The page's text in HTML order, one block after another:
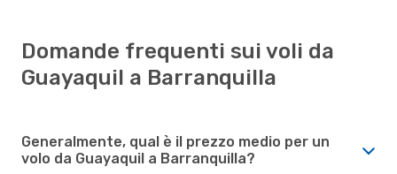
Domande frequenti sui voli da
Guayaquil a Barranquilla
Generalmente, qual è il prezzo medio per un
volo da Guayaquil a Barranquilla?